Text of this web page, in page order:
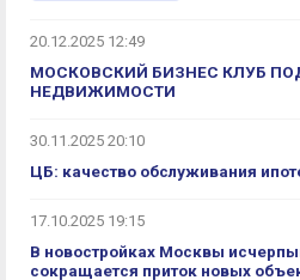
20.12.2025 12:49
МОСКОВСКИЙ БИЗНЕС КЛУБ
НЕДВИЖИМОСТИ
30.11.2025 20:10
ЦБ: качество обслуживания
17.10.2025 19:15
В новостройках Москвы
сокращается приток новых